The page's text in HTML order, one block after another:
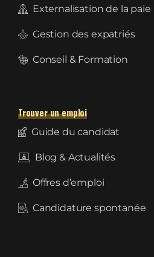
Externalisation de la paie
Gestion des expatriés
Conseil & Formation
Trouver un emploi
Guide du candidat
Blog & Actualités
Offres d’emploi
Candidature spontanée